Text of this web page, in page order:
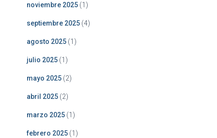
noviembre 2025 (1)
septiembre 2025 (4)
agosto 2025 (1)
julio 2025 (1)
mayo 2025 (2)
abril 2025 (2)
marzo 2025 (1)
febrero 2025 (1)